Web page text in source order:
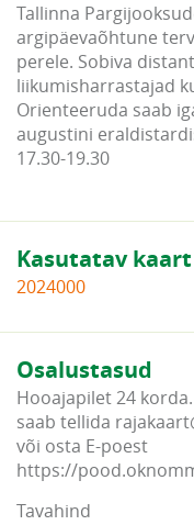
Tallinna
argipäevaõhtune
perele. Sobiva
liikumisharrastajad
Orienteeruda saab
augustini
17.30-19.30
Kasutatav kaart
2024000
Osalustasud
Hooajapilet 24
saab tellida
või osta E-poest
https://
Tavahind